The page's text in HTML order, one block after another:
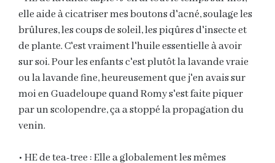
elle aide à cicatriser mes boutons d'acné, soulage les
brûlures, les coups de soleil, les piqûres d'insecte et
de plante. C'est vraiment l'huile essentielle à avoir
sur soi. Pour les enfants c'est plutôt la lavande vraie
ou la lavande fine, heureusement que j'en avais sur
moi en Guadeloupe quand Romy s'est faite piquer
par un scolopendre, ça a stoppé la propagation du
venin.
• HE de tea-tree : Elle a globalement les mêmes